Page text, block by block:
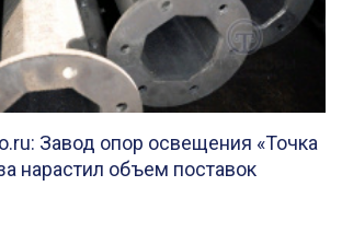
Завод опор освещения «Точка
нарастил объем поставок